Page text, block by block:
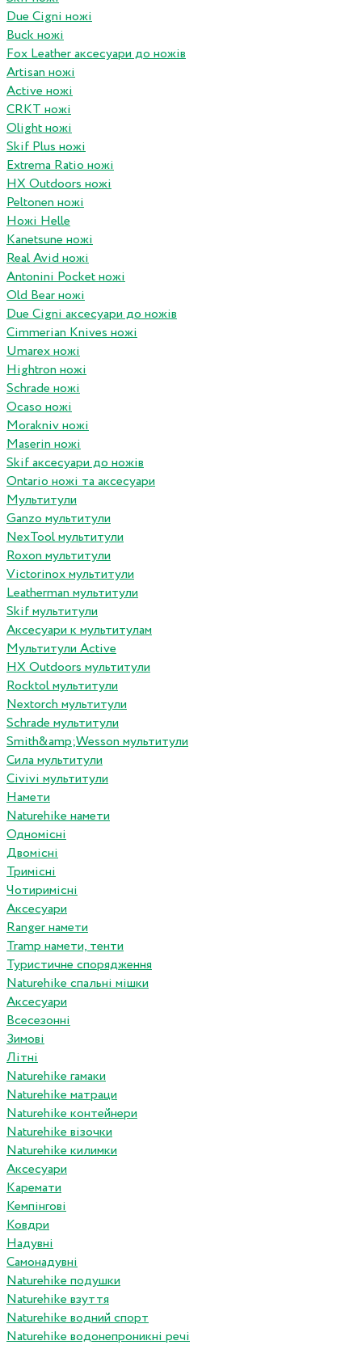
Due Cigni ножі
Buck ножі
Fox Leather аксесуари до ножів
Artisan ножі
Active ножі
CRKT ножі
Olight ножі
Skif Plus ножі
Extrema Ratio ножі
HX Outdoors ножі
Peltonen ножі
Ножі Helle
Kanetsune ножі
Real Avid ножі
Antonini Pocket ножі
Old Bear ножі
Due Cigni аксесуари до ножів
Cimmerian Knives ножі
Umarex ножі
Hightron ножі
Schrade ножі
Ocaso ножі
Morakniv ножі
Maserin ножі
Skif аксесуари до ножів
Ontario ножі та аксесуари
Мультитули
Ganzo мультитули
NexTool мультитули
Roxon мультитули
Victorinox мультитули
Leatherman мультитули
Skif мультитули
Аксесуари к мультитулам
Мультитули Active
HX Outdoors мультитули
Rocktol мультитули
Nextorch мультитули
Schrade мультитули
Smith&amp;Wesson мультитули
Сила мультитули
Civivi мультитули
Намети
Naturehike намети
Одномісні
Двомісні
Тримісні
Чотиримісні
Аксесуари
Ranger намети
Tramp намети, тенти
Туристичне спорядження
Naturehike спальні мішки
Аксесуари
Всесезонні
Зимові
Літні
Naturehike гамаки
Naturehike матраци
Naturehike контейнери
Naturehike візочки
Naturehike килимки
Аксесуари
Каремати
Кемпінгові
Ковдри
Надувні
Самонадувні
Naturehike подушки
Naturehike взуття
Naturehike водний спорт
Naturehike водонепроникні речі